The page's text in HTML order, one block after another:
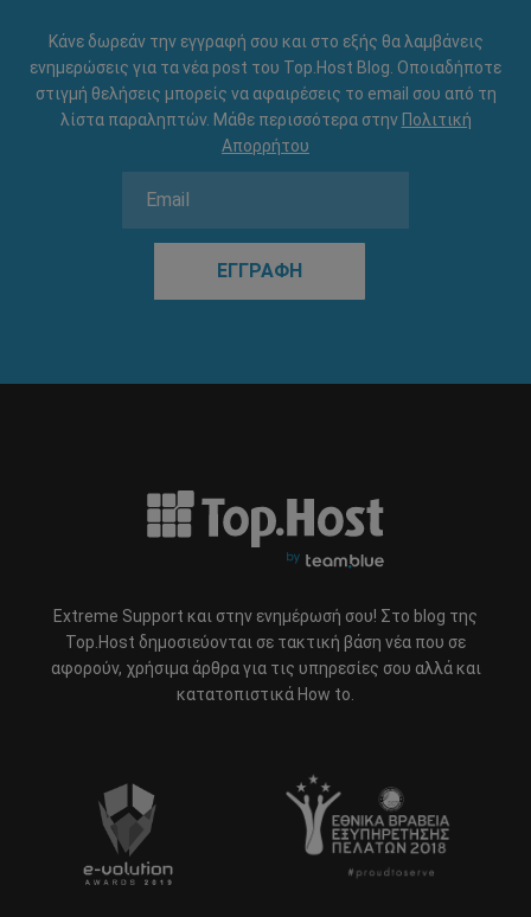
Κάνε δωρεάν την εγγραφή σου και στο εξής θα λαμβάνεις
ενημερώσεις για τα νέα post του Τοp.Host Blog. Οποιαδήποτε
στιγμή θελήσεις μπορείς να αφαιρέσεις το email σου από τη
λίστα παραληπτών. Μάθε περισσότερα στην Πολιτική
Απορρήτου
Extreme Support και στην ενημέρωσή σου! Στο blog της
Top.Host δημοσιεύονται σε τακτική βάση νέα που σε
αφορούν, χρήσιμα άρθρα για τις υπηρεσίες σου αλλά και
κατατοπιστικά How to.